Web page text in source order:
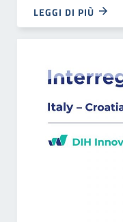
LEGGI DI PIÙ